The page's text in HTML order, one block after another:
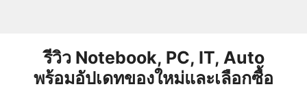
รีวิว Notebook, PC, IT, Auto
พร้อมอัปเดทของใหม่และเลือกซื้อ